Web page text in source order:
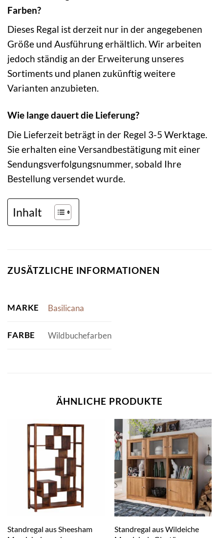
Farben?
Dieses Regal ist derzeit nur in der angegebenen
Größe und Ausführung erhältlich. Wir arbeiten
jedoch ständig an der Erweiterung unseres
Sortiments und planen zukünftig weitere
Varianten anzubieten.
Wie lange dauert die Lieferung?
Die Lieferzeit beträgt in der Regel 3-5 Werktage.
Sie erhalten eine Versandbestätigung mit einer
Sendungsverfolgungsnummer, sobald Ihre
Bestellung versendet wurde.
Inhalt
ZUSÄTZLICHE INFORMATIONEN
MARKE Basilicana
FARBE Wildbuchefarben
ÄHNLICHE PRODUKTE
Standregal aus Sheesham
Standregal aus Wildeiche